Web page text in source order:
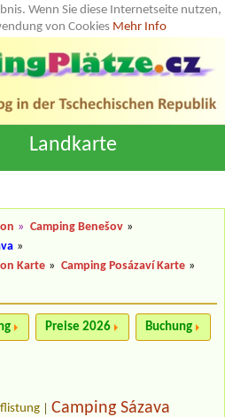
Wenn Sie diese Internetseite nutzen,
von Cookies Mehr Info
Landkarte
» Camping Benešov »
»
Karte » Camping Posázaví Karte »
Preise 2026 Buchung
Camping Sázava